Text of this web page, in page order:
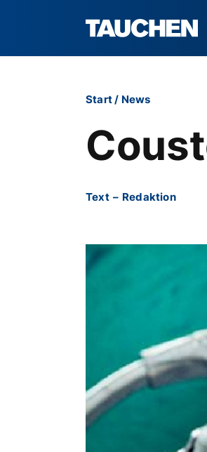
Start/ News
Text – Redaktion